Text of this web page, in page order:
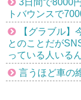
3日間で8000
トバウンスで
【グラブル
とのことだが
っている人いる
言うほど車の